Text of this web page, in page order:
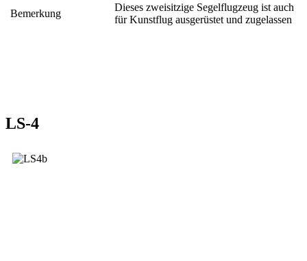
Bemerkung
Dieses zweisitzige Segelflugzeug ist auch
für Kunstflug ausgerüstet und zugelassen
LS-4